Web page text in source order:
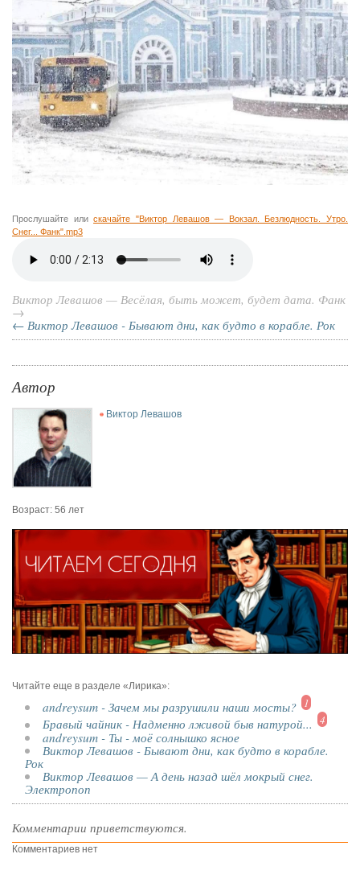
Прослушайте илискачайте "Виктор Левашов — Вокзал. Безлюдность. Утро.
Снег... Фанк".mp3
Виктор Левашов — Весёлая, быть может, будет дата. Фанк
→
← Виктор Левашов - Бывают дни, как будто в корабле. Рок
Автор
Виктор Левашов
Возраст: 56 лет
Читайте еще в разделе «Лирика»:
andreysum - Зачем мы разрушили наши мосты? 1
Бравый чайник - Надменно лживой быв натурой... 4
andreysum - Ты - моё солнышко ясное
Виктор Левашов - Бывают дни, как будто в корабле.
Рок
Виктор Левашов — А день назад шёл мокрый снег.
Электропоп
Комментарии приветствуются.
Комментариев нет